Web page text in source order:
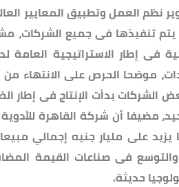
نظم العمل وتطبيق المعايير
يتم تنفيذها فى جميع الشركات،
فى إطار الاستراتيجية العامة
موضحا الحرص على الانتهاء
الشركات بدأت الإنتاج فى إطار
مضيفا أن شركة القاهرة
يزيد على مليار جنيه إجمالي
فى صناعات القيمة
حديثة.